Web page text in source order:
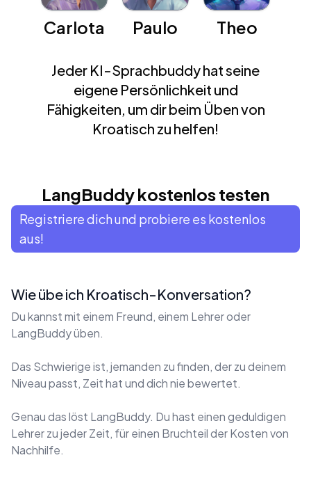
Carlota Paulo Theo
Jeder KI-Sprachbuddy hat seine
eigene Persönlichkeit und
Fähigkeiten, um dir beim Üben von
Kroatisch zu helfen!
LangBuddy kostenlos testen
Registriere dich und probiere es kostenlos
aus!
Wie übe ich Kroatisch-Konversation?
Du kannst mit einem Freund, einem Lehrer oder
LangBuddy üben.
Das Schwierige ist, jemanden zu finden, der zu deinem
Niveau passt, Zeit hat und dich nie bewertet.
Genau das löst LangBuddy. Du hast einen geduldigen
Lehrer zu jeder Zeit, für einen Bruchteil der Kosten von
Nachhilfe.